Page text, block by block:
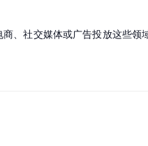
、社交媒体或广告投放这些领